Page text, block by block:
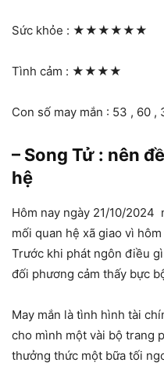
Sức khỏe : ★★★★★★
Tình cảm : ★★★★
Con số may mắn : 53 , 60 ,
– Song Tử : nên
hệ
Hôm nay ngày 21/10/2024
mối quan hệ xã giao vì
Trước khi phát ngôn điều
đối phương cảm thấy bực
May mắn là tình hình tài
cho mình một vài bộ trang
thưởng thức một bữa tối